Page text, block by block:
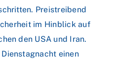
Preistreibend
im Hinblick auf
den USA und Iran.
einen